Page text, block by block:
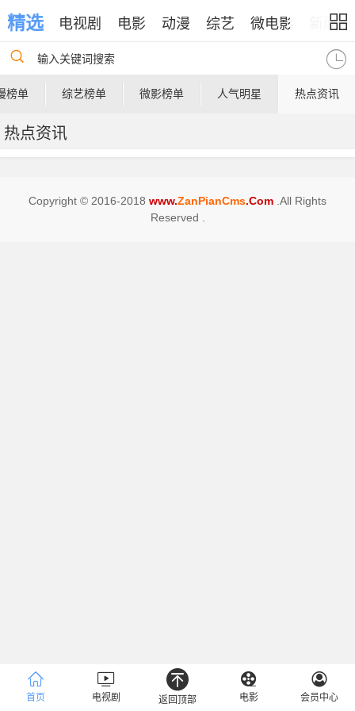
精选 电视剧 电影 动漫 综艺 微电影 新闻
输入关键词搜索
榜单 综艺榜单 微影榜单 人气明星 热点资讯
热点资讯
Copyright © 2016-2018 www.ZanPianCms.Com .All Rights
Reserved .
首页 电视剧 返回顶部 电影 会员中心